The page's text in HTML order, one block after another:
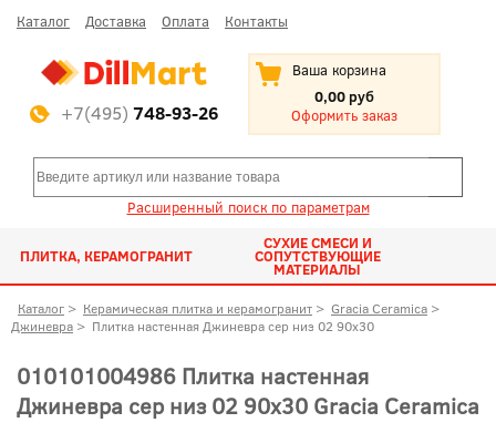
Каталог Доставка Оплата Контакты
+7(495) 748-93-26
Ваша корзина
0,00 руб
Оформить заказ
Расширенный поиск по параметрам
ПЛИТКА, КЕРАМОГРАНИТ
СУХИЕ СМЕСИ И
СОПУТСТВУЮЩИЕ
МАТЕРИАЛЫ
Каталог > Керамическая плитка и керамогранит > Gracia Ceramica >
Джиневра > Плитка настенная Джиневра сер низ 02 90x30
010101004986 Плитка настенная
Джиневра сер низ 02 90x30 Gracia Ceramica